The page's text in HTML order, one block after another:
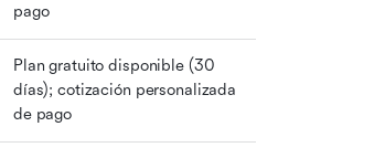
pago
Plan gratuito disponible (30
días); cotización personalizada
de pago